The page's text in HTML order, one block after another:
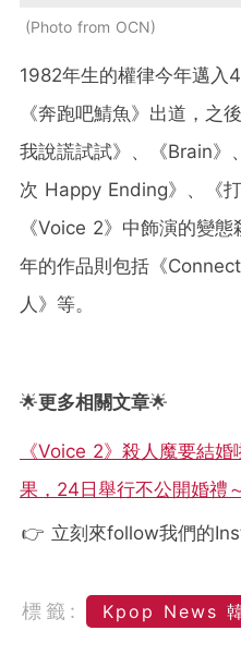
Photo from OCN
1982年生的權律今年邁入
《奔跑吧鯖魚》出道，之
我說謊試試》、《Brain》
次 Happy Ending》、《
《Voice 2》中飾演的變
年的作品則包括《
人》等。
🌟更多相關文章🌟
《Voice 2》殺人魔要結
果，24日舉行不公開婚禮
👉 立刻來follow我們的
標籤: Kpop News